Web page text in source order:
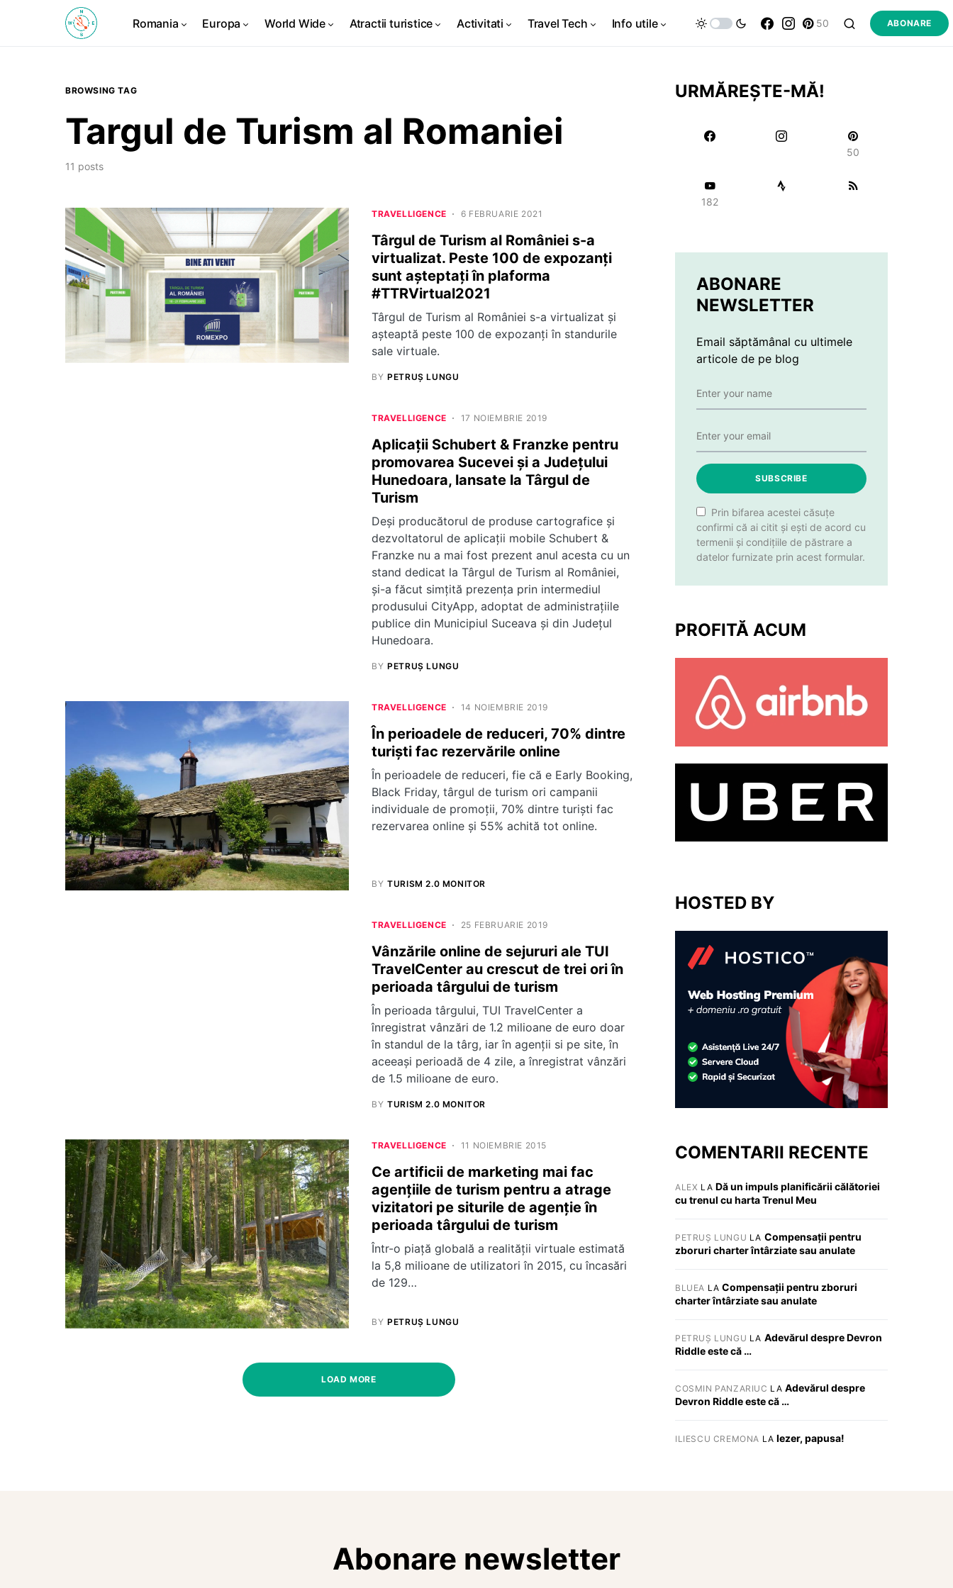
Romania Europa World Wide Atractii turistice Activitati Travel Tech Info utile 50 ABONARE
BROWSING TAG
Targul de Turism al Romaniei
11 posts
TRAVELLIGENCE 6 FEBRUARIE 2021
Târgul de Turism al României s-a
virtualizat. Peste 100 de expozanți
sunt așteptați în plaforma
#TTRVirtual2021
Târgul de Turism al României s-a virtualizat și
așteaptă peste 100 de expozanți în standurile
sale virtuale.
BY PETRUȘ LUNGU
TRAVELLIGENCE 17 NOIEMBRIE 2019
Aplicații Schubert & Franzke pentru
promovarea Sucevei și a Județului
Hunedoara, lansate la Târgul de
Turism
Deși producătorul de produse cartografice și
dezvoltatorul de aplicații mobile Schubert &
Franzke nu a mai fost prezent anul acesta cu un
stand dedicat la Târgul de Turism al României,
și-a făcut simțită prezența prin intermediul
produsului CityApp, adoptat de administrațiile
publice din Municipiul Suceava și din Județul
Hunedoara.
BY PETRUȘ LUNGU
TRAVELLIGENCE 14 NOIEMBRIE 2019
În perioadele de reduceri, 70% dintre
turiști fac rezervările online
În perioadele de reduceri, fie că e Early Booking,
Black Friday, târgul de turism ori campanii
individuale de promoții, 70% dintre turiști fac
rezervarea online și 55% achită tot online.
BY TURISM 2.0 MONITOR
TRAVELLIGENCE 25 FEBRUARIE 2019
Vânzările online de sejururi ale TUI
TravelCenter au crescut de trei ori în
perioada târgului de turism
În perioada târgului, TUI TravelCenter a
înregistrat vânzări de 1.2 milioane de euro doar
în standul de la târg, iar în agenții si pe site, în
aceeași perioadă de 4 zile, a înregistrat vânzări
de 1.5 milioane de euro.
BY TURISM 2.0 MONITOR
TRAVELLIGENCE 11 NOIEMBRIE 2015
Ce artificii de marketing mai fac
agențiile de turism pentru a atrage
vizitatori pe siturile de agenție în
perioada târgului de turism
Într-o piață globală a realității virtuale estimată
la 5,8 milioane de utilizatori în 2015, cu încasări
de 129…
BY PETRUȘ LUNGU
LOAD MORE
URMĂREȘTE-MĂ!
50
182
ABONARE
NEWSLETTER
Email săptămânal cu ultimele
articole de pe blog
SUBSCRIBE
Prin bifarea acestei căsuțe
confirmi că ai citit și ești de acord cu
termenii și condițiile de păstrare a
datelor furnizate prin acest formular.
PROFITĂ ACUM
HOSTED BY
COMENTARII RECENTE
ALEX LA Dă un impuls planificării călătoriei
cu trenul cu harta Trenul Meu
PETRUȘ LUNGU LA Compensații pentru
zboruri charter întârziate sau anulate
BLUEA LACompensații pentru zboruri
charter întârziate sau anulate
PETRUȘ LUNGU LA Adevărul despre Devron
Riddle este că …
COSMIN PANZARIUC LA Adevărul despre
Devron Riddle este că …
ILIESCU CREMONA LA Iezer, papusa!
Abonare newsletter